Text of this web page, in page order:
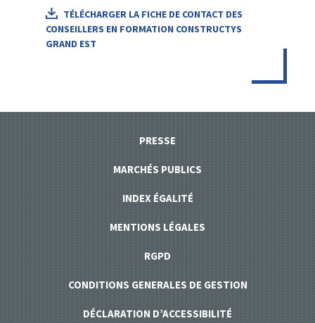
TÉLÉCHARGER LA FICHE DE CONTACT DES
CONSEILLERS EN FORMATION CONSTRUCTYS
GRAND EST
PRESSE
MARCHÉS PUBLICS
INDEX ÉGALITÉ
MENTIONS LÉGALES
RGPD
CONDITIONS GENERALES DE GESTION
DÉCLARATION D’ACCESSIBILITÉ